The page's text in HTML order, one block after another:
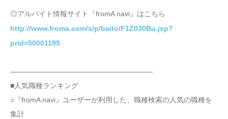
◎アルバイト情報サイト『fromA navi』はこちら
http://www.froma.com/s/p/baito/F1Z030Bu.jsp?
prid=50001195
――――――――――――――――――――
■人気職種ランキング
○『fromA navi』ユーザーが利用した、職種検索の人気の職種を
集計